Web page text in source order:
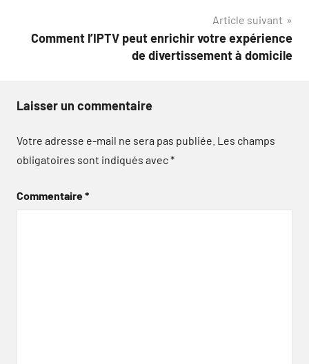
Article suivant
Comment l’IPTV peut enrichir votre expérience
de divertissement à domicile
Laisser un commentaire
Votre adresse e-mail ne sera pas publiée. Les champs
obligatoires sont indiqués avec*
Commentaire*